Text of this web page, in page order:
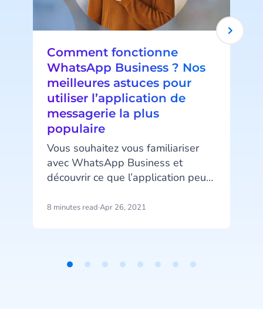
Comment fonctionne
WhatsApp Business ? Nos
meilleures astuces pour
utiliser l’application de
messagerie la plus
populaire
Vous souhaitez vous familiariser
avec WhatsApp Business et
découvrir ce que l’application peut
théorie, l'intégration d'un nouveau
pas de panique ! Pour vous aider
8 minutes read·Apr 26, 2021